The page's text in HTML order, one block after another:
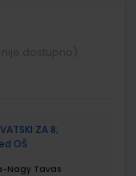
ZA 8;
OŠ
Nagy Tavas